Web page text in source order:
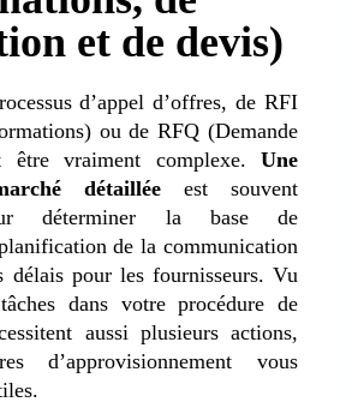
et de devis)
d’appel d’offres, de RFI
ou de RFQ (Demande
être vraiment complexe. Une
détaillée est souvent
déterminer la base de
de la communication
délais pour les fournisseurs. Vu
dans votre procédure de
aussi plusieurs actions,
d’approvisionnement vous